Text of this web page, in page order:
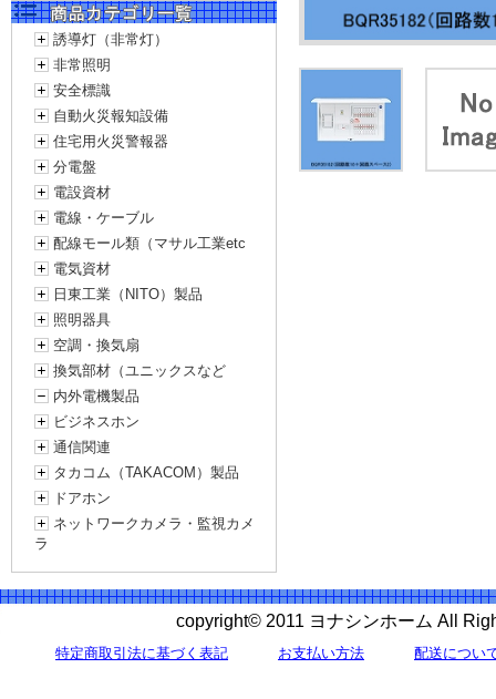
誘導灯（非常灯）
非常照明
安全標識
自動火災報知設備
住宅用火災警報器
分電盤
電設資材
電線・ケーブル
配線モール類（マサル工業etc
電気資材
日東工業（NITO）製品
照明器具
空調・換気扇
換気部材（ユニックスなど
内外電機製品
ビジネスホン
通信関連
タカコム（TAKACOM）製品
ドアホン
ネットワークカメラ・監視カメ
ラ
copyright© 2011 ヨナシンホーム All
特定商取引法に基づく表記 お支払い方法 配送につい